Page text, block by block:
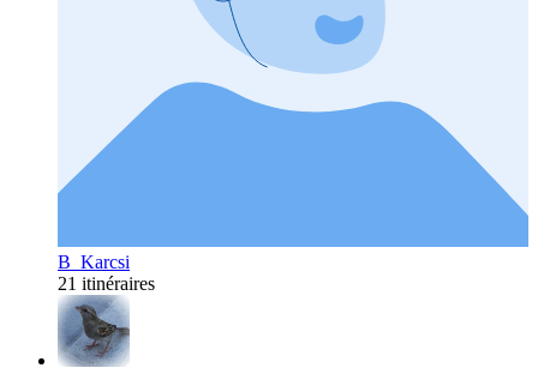
B_Karcsi
21 itinéraires